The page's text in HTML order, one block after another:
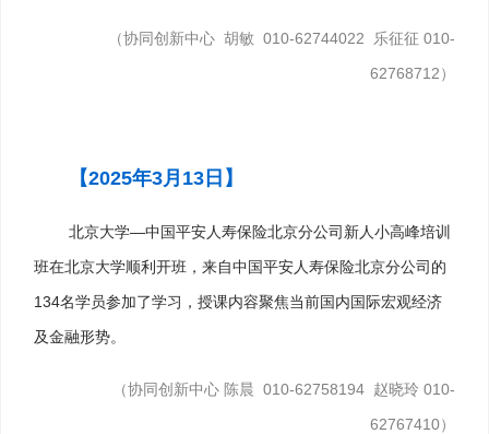
（协同创新中心 胡敏 010-62744022 乐征征 010-
62768712）
【2025年3月13日 】
北京大学—中国平安人寿保险北京分公司新人小高峰培训
班在北京大学顺利开班，来自中国平安人寿保险北京分公司的
134名学员参加了学习，授课内容聚焦当前国内国际宏观经济
及金融形势。
（协同创新中心 陈晨 010-62758194 赵晓玲 010-
62767410）